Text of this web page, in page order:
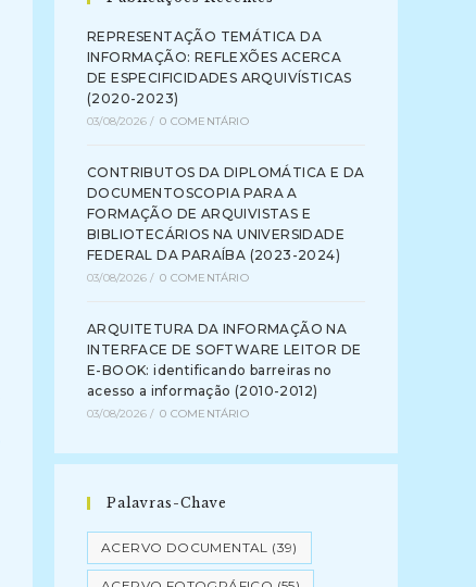
REPRESENTAÇÃO TEMÁTICA DA
INFORMAÇÃO: REFLEXÕES ACERCA
DE ESPECIFICIDADES ARQUIVÍSTICAS
(2020-2023)
03/08/2026 / 0 COMENTÁRIO
CONTRIBUTOS DA DIPLOMÁTICA E DA
DOCUMENTOSCOPIA PARA A
FORMAÇÃO DE ARQUIVISTAS E
BIBLIOTECÁRIOS NA UNIVERSIDADE
FEDERAL DA PARAÍBA (2023-2024)
03/08/2026 / 0 COMENTÁRIO
ARQUITETURA DA INFORMAÇÃO NA
INTERFACE DE SOFTWARE LEITOR DE
E-BOOK: identificando barreiras no
acesso a informação (2010-2012)
03/08/2026 / 0 COMENTÁRIO
Palavras-Chave
ACERVO DOCUMENTAL (39)